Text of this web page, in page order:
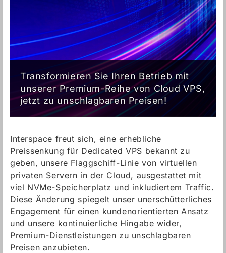
Transformieren Sie Ihren Betrieb mit
unserer Premium-Reihe von Cloud VPS,
jetzt zu unschlagbaren Preisen!
Interspace freut sich, eine erhebliche
Preissenkung für Dedicated VPS bekannt zu
geben, unsere Flaggschiff-Linie von virtuellen
privaten Servern in der Cloud, ausgestattet mit
viel NVMe-Speicherplatz und inkludiertem Traffic.
Diese Änderung spiegelt unser unerschütterliches
Engagement für einen kundenorientierten Ansatz
und unsere kontinuierliche Hingabe wider,
Premium-Dienstleistungen zu unschlagbaren
Preisen anzubieten.